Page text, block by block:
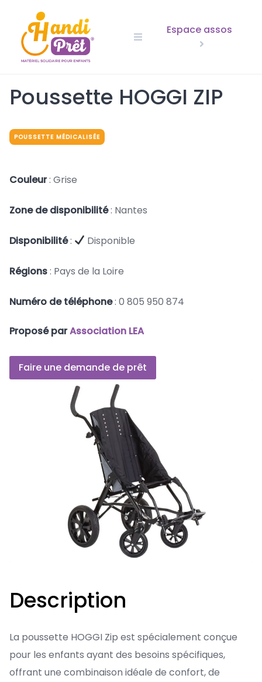
content
Espace assos
Poussette HOGGI ZIP
POUSSETTE MÉDICALISÉE
Couleur: Grise
Zone de disponibilité: Nantes
Disponibilité: Disponible
Régions: Pays de la Loire
Numéro de téléphone: 0 805 950 874
Proposé parAssociation LEA
Faire une demande de prêt
Description
La poussette HOGGI Zip est spécialement conçue
pour les enfants ayant des besoins spécifiques,
offrant une combinaison idéale de confort, de